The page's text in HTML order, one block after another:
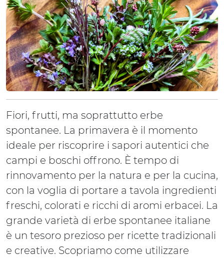
Fiori, frutti, ma soprattutto erbe
spontanee. La primavera è il momento
ideale per riscoprire i sapori autentici che
campi e boschi offrono. È tempo di
rinnovamento per la natura e per la cucina,
con la voglia di portare a tavola ingredienti
freschi, colorati e ricchi di aromi erbacei. La
grande varietà di erbe spontanee italiane
è un tesoro prezioso per ricette tradizionali
e creative. Scopriamo come utilizzare